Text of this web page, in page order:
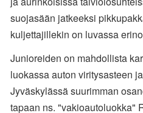
suojasään jatkeeksi
kuljettajillekin on luvassa
Junioreiden on mahdollista
luokassa auton viritysasteen
Jyväskylässä suurimman
tapaan ns. "vakioautoluokka"